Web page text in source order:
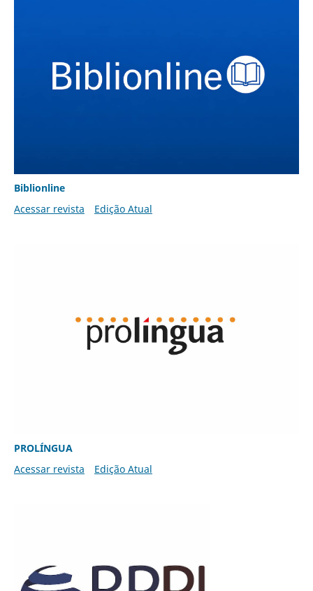
Biblionline
Acessar revista
Edição Atual
PROLÍNGUA
Acessar revista
Edição Atual